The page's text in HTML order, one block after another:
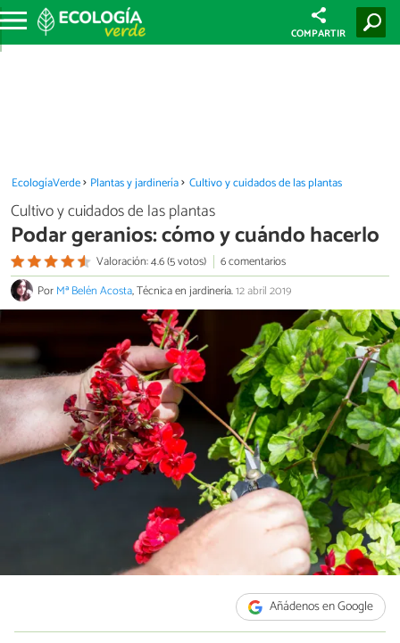
COMPARTIR
EcologíaVerde Plantas y jardinería Cultivo y cuidados de las plantas
Cultivo y cuidados de las plantas
Podar geranios: cómo y cuándo hacerlo
Valoración: 4.6 (5 votos)
6 comentarios
PorMª Belén Acosta, Técnica en jardinería.12 abril 2019
Añádenos en Google